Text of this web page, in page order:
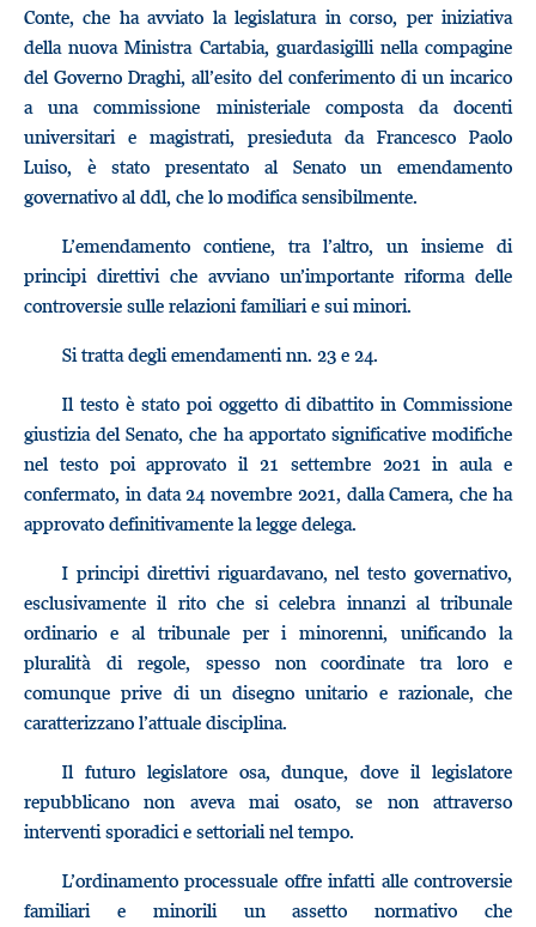
Conte, che ha avviato la legislatura in corso, per iniziativa
della nuova Ministra Cartabia, guardasigilli nella compagine
del Governo Draghi, all’esito del conferimento di un incarico
a una commissione ministeriale composta da docenti
universitari e magistrati, presieduta da Francesco Paolo
Luiso, è stato presentato al Senato un emendamento
governativo al ddl, che lo modifica sensibilmente.
L’emendamento contiene, tra l’altro, un insieme di
principi direttivi che avviano un’importante riforma delle
controversie sulle relazioni familiari e sui minori.
Si tratta degli emendamenti nn. 23 e 24.
Il testo è stato poi oggetto di dibattito in Commissione
giustizia del Senato, che ha apportato significative modifiche
nel testo poi approvato il 21 settembre 2021 in aula e
confermato, in data 24 novembre 2021, dalla Camera, che ha
approvato definitivamente la legge delega.
I principi direttivi riguardavano, nel testo governativo,
esclusivamente il rito che si celebra innanzi al tribunale
ordinario e al tribunale per i minorenni, unificando la
pluralità di regole, spesso non coordinate tra loro e
comunque prive di un disegno unitario e razionale, che
caratterizzano l’attuale disciplina.
Il futuro legislatore osa, dunque, dove il legislatore
repubblicano non aveva mai osato, se non attraverso
interventi sporadici e settoriali nel tempo.
L’ordinamento processuale offre infatti alle controversie
familiari e minorili un assetto normativo che